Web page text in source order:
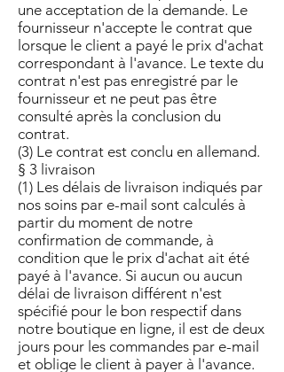
une acceptation de la demande. Le
fournisseur n'accepte le contrat que
lorsque le client a payé le prix d'achat
correspondant à l'avance. Le texte du
contrat n'est pas enregistré par le
fournisseur et ne peut pas être
consulté après la conclusion du
contrat.
(3) Le contrat est conclu en allemand.
§ 3 livraison
(1) Les délais de livraison indiqués par
nos soins par e-mail sont calculés à
partir du moment de notre
confirmation de commande, à
condition que le prix d'achat ait été
payé à l'avance. Si aucun ou aucun
délai de livraison différent n'est
spécifié pour le bon respectif dans
notre boutique en ligne, il est de deux
jours pour les commandes par e-mail
et oblige le client à payer à l'avance.